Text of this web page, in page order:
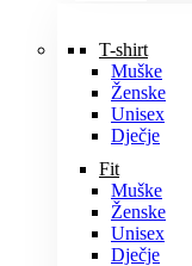
T-shirt
Muške
Ženske
Unisex
Dječje
Fit
Muške
Ženske
Unisex
Dječje